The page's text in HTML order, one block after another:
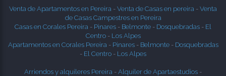
Venta de Apartamentos en Pereira - Venta de Casas en pereira - Venta
de Casas Campestres en Pereira
Casas en Corales Pereira - Pinares - Belmonte - Dosquebradas - El
Centro- Los Alpes
Apartamentos en Corales Pereira - Pinares- Belmonte- Dosquebradas
- El Centro - Los Alpes
Arriendos y alquileres Pereira - Alquiler de Apartaestudios -